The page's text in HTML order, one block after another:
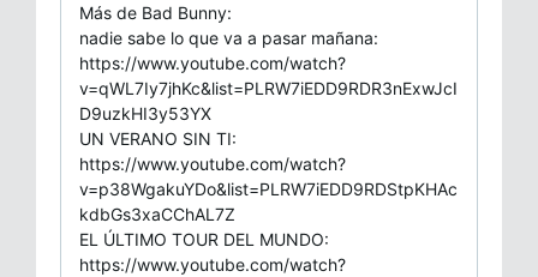
Más de Bad Bunny:
nadie sabe lo que va a pasar mañana:
https://www.youtube.com/watch?
v=qWL7Iy7jhKc&list=PLRW7iEDD9RDR3nExwJcI
D9uzkHI3y53YX
UN VERANO SIN TI:
https://www.youtube.com/watch?
v=p38WgakuYDo&list=PLRW7iEDD9RDStpKHAc
kdbGs3xaCChAL7Z
EL ÚLTIMO TOUR DEL MUNDO:
https://www.youtube.com/watch?